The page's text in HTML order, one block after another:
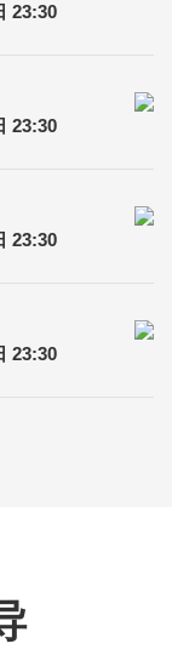
23:30
23:30
23:30
23:30